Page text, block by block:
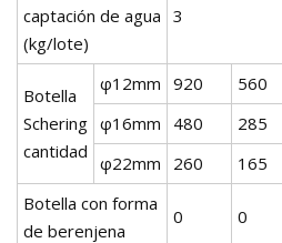
captación de agua
(kg/lote)
3
Botella
Schering
cantidad
φ12mm 920 560
φ16mm
480 285
φ22mm
260 165
Botella con forma
de berenjena
0 0